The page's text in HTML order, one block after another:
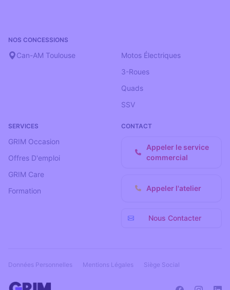
NOS CONCESSIONS
Can-AM Toulouse
Motos Électriques
3-Roues
Quads
SSV
SERVICES
GRIM Occasion
Offres D'emploi
GRIM Care
Formation
CONTACT
Appeler le service
commercial
Appeler l'atelier
Nous Contacter
Données Personnelles Mentions Légales Siège Social